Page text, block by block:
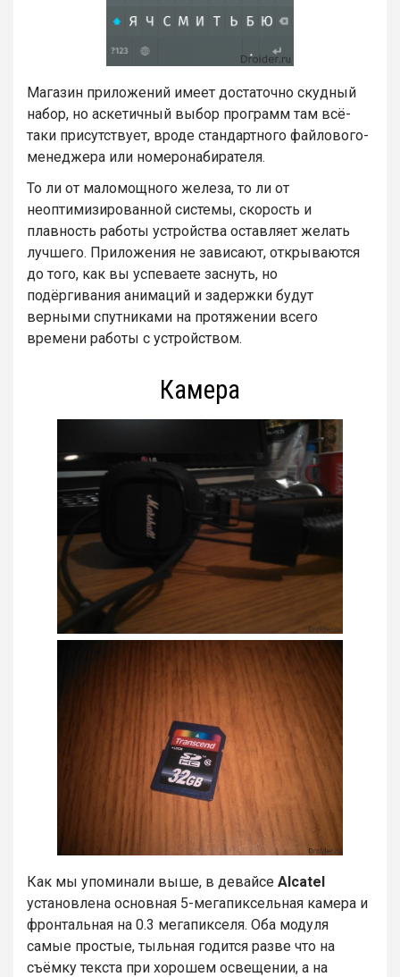
Магазин приложений имеет достаточно скудный
набор, но аскетичный выбор программ там всё-
таки присутствует, вроде стандартного файлового-
менеджера или номеронабирателя.
То ли от маломощного железа, то ли от
неоптимизированной системы, скорость и
плавность работы устройства оставляет желать
лучшего. Приложения не зависают, открываются
до того, как вы успеваете заснуть, но
подёргивания анимаций и задержки будут
верными спутниками на протяжении всего
времени работы с устройством.
Камера
Как мы упоминали выше, в девайсе Alcatel
установлена основная 5-мегапиксельная камера и
фронтальная на 0.3 мегапикселя. Оба модуля
самые простые, тыльная годится разве что на
съёмку текста при хорошем освещении, а на